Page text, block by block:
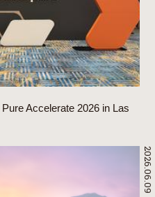
Accelerate 2026 in Las
2026.06.09